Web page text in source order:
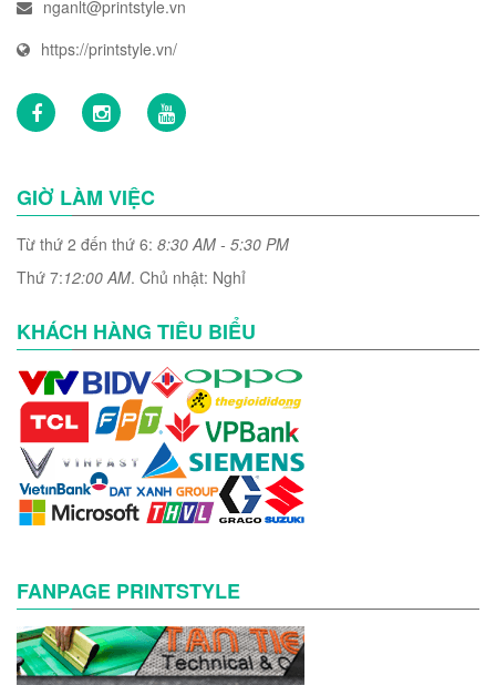
nganlt@printstyle.vn
https://printstyle.vn/
GIỜ LÀM VIỆC
Từ thứ 2 đến thứ 6: 8:30 AM - 5:30 PM
Thứ 7:12:00 AM. Chủ nhật: Nghỉ
KHÁCH HÀNG TIÊU BIỂU
FANPAGE PRINTSTYLE